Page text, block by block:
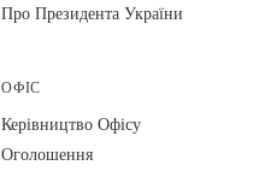
Про Президента України
ОФІС
Керівництво Офісу
Оголошення